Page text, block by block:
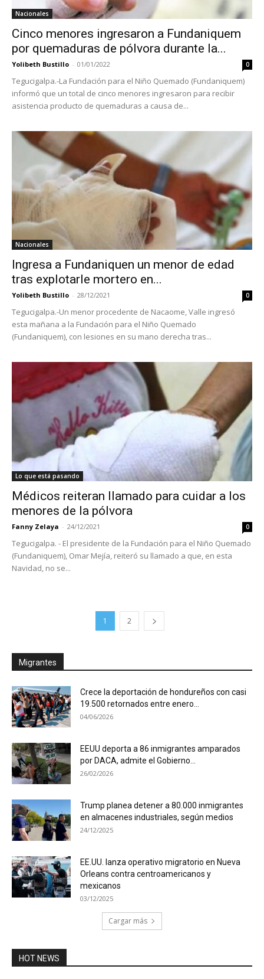
Nacionales
Cinco menores ingresaron a Fundaniquem
por quemaduras de pólvora durante la...
Yolibeth Bustillo - 01/01/2022 0
Tegucigalpa.-La Fundación para el Niño Quemado (Fundaniquem)
informó que un total de cinco menores ingresaron para recibir
asistencia producto de quemaduras a causa de...
Nacionales
Ingresa a Fundaniquen un menor de edad
tras explotarle mortero en...
Yolibeth Bustillo - 28/12/2021 0
Tegucigalpa.-Un menor procedente de Nacaome, Valle ingresó
esta mañana a la Fundación para el Niño Quemado
(Fundaniquem), con lesiones en su mano derecha tras...
Lo que está pasando
Médicos reiteran llamado para cuidar a los
menores de la pólvora
Fanny Zelaya - 24/12/2021 0
Tegucigalpa. - El presidente de la Fundación para el Niño Quemado
(Fundaniquem), Omar Mejía, reiteró su llamado a que, en esta
Navidad, no se...
1 2
Migrantes
Crece la deportación de hondureños con casi
19.500 retornados entre enero...
04/06/2026
EEUU deporta a 86 inmigrantes amparados
por DACA, admite el Gobierno...
26/02/2026
Trump planea detener a 80.000 inmigrantes
en almacenes industriales, según medios
24/12/2025
EE.UU. lanza operativo migratorio en Nueva
Orleans contra centroamericanos y
mexicanos
03/12/2025
Cargar más
HOT NEWS